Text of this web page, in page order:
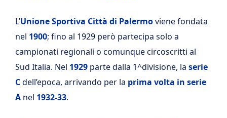
L’Unione Sportiva Città di Palermoviene fondata
nel 1900; fino al 1929 però partecipa solo a
campionati regionali o comunque circoscritti al
Sud Italia. Nel 1929 parte dalla 1^divisione, la serie
Cdell’epoca, arrivando per la prima volta in serie
A nel 1932-33.